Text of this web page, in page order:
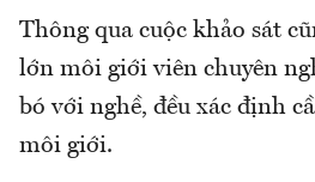
Thông qua cuộc khảo sát
lớn môi giới viên chuyên
bó với nghề, đều xác định
môi giới.